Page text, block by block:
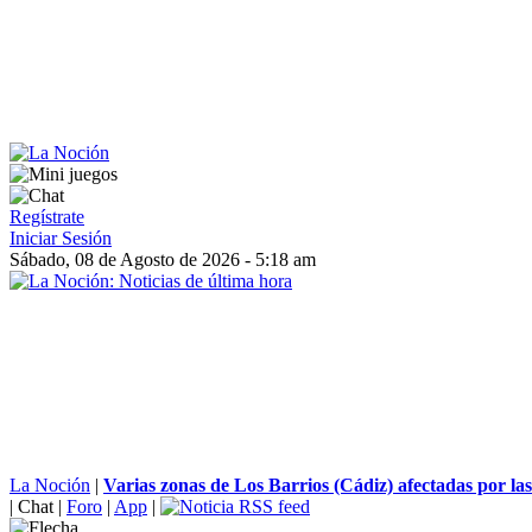
Regístrate
Iniciar Sesión
Sábado, 08 de Agosto de 2026 - 5:18 am
La Noción | Varias zonas de Los Barrios (Cádiz) afectadas por
| Chat | Foro | App |